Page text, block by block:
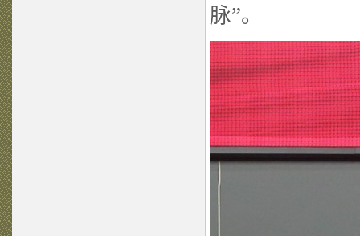
脉”。